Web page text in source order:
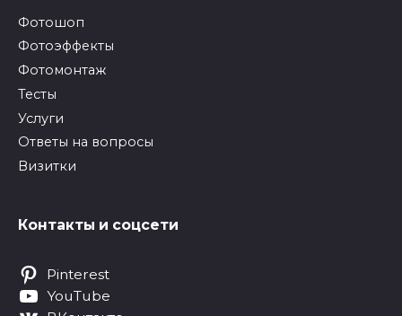
Фотошоп
Фотоэффекты
Фотомонтаж
Тесты
Услуги
Ответы на вопросы
Визитки
Контакты и соцсети
Pinterest
YouTube